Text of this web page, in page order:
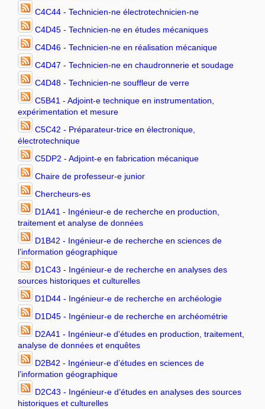
C4C44 - Technicien-ne électrotechnicien-ne
C4D45 - Technicien-ne en études mécaniques
C4D46 - Technicien-ne en réalisation mécanique
C4D47 - Technicien-ne en chaudronnerie et soudage
C4D48 - Technicien-ne souffleur de verre
C5B41 - Adjoint-e technique en instrumentation,
expérimentation et mesure
C5C42 - Préparateur-trice en électronique,
électrotechnique
C5DP2 - Adjoint-e en fabrication mécanique
Chaire de professeur-e junior
Chercheurs-es
D1A41 - Ingénieur-e de recherche en production,
traitement et analyse de données
D1B42 - Ingénieur-e de recherche en sciences de
l’information géographique
D1C43 - Ingénieur-e de recherche en analyses des
sources historiques et culturelles
D1D44 - Ingénieur-e de recherche en archéologie
D1D45 - Ingénieur-e de recherche en archéométrie
D2A41 - Ingénieur-e d’études en production, traitement,
analyse de données et enquêtes
D2B42 - Ingénieur-e d’études en sciences de
l’information géographique
D2C43 - Ingénieur-e d’études en analyses des sources
historiques et culturelles